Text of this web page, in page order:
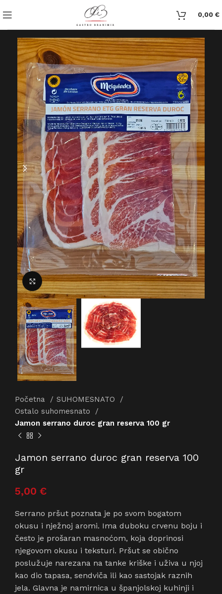
0,00 €
Click to enlarge
Početna
SUHOMESNATO
Ostalo suhomesnato
Jamon serrano duroc gran reserva 100 gr
Jamon serrano duroc gran reserva 100
gr
5,00 €
Serrano pršut poznata je po svom bogatom
okusu i nježnoj aromi. Ima duboku crvenu boju i
često je prošaran masnoćom, koja doprinosi
njegovom okusu i teksturi. Pršut se obično
poslužuje narezana na tanke kriške i uživa u njoj
kao dio tapasa, sendviča ili kao sastojak raznih
jela. Glavna je namirnica u španjolskoj kuhinji i